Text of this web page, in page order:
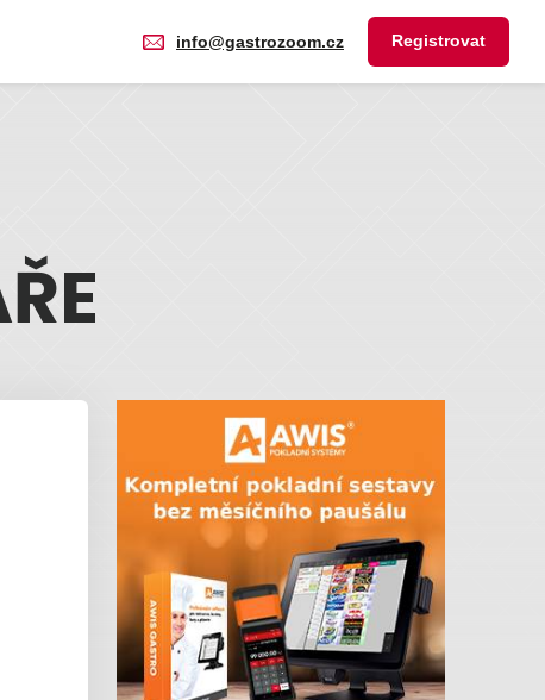
info@gastrozoom.cz Registrovat